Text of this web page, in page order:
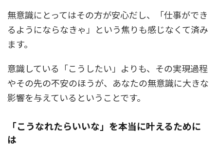
無意識にとってはその方が安心だし、「仕事ができ
るようにならなきゃ」という焦りも感じなくて済み
ます。
意識している「こうしたい」よりも、その実現過程
やその先の不安のほうが、あなたの無意識に大きな
影響を与えているということです。
「こうなれたらいいな」を本当に叶えるために
は